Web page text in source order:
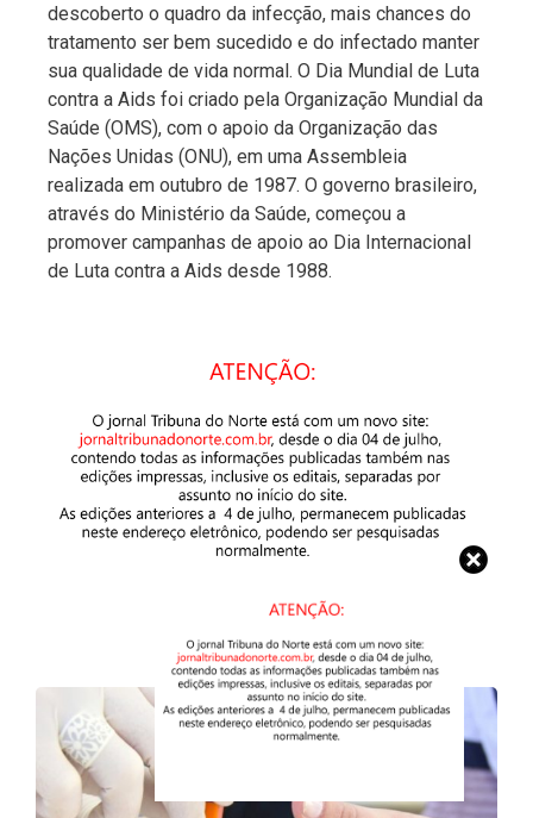
descoberto o quadro da infecção, mais chances do
tratamento ser bem sucedido e do infectado manter
sua qualidade de vida normal. O Dia Mundial de Luta
contra a Aids foi criado pela Organização Mundial da
Saúde (OMS), com o apoio da Organização das
Nações Unidas (ONU), em uma Assembleia
realizada em outubro de 1987. O governo brasileiro,
através do Ministério da Saúde, começou a
promover campanhas de apoio ao Dia Internacional
de Luta contra a Aids desde 1988.